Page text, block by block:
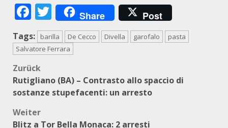
Facebook
Twitter
Share Post
Tags: barilla De Cecco Divella garofalo
pasta
Salvatore Ferrara
Beitragsnavigation
Zurück
Rutigliano (BA) – Contrasto allo spaccio di
sostanze stupefacenti: un arresto
Weiter
Blitz a Tor Bella Monaca: 2 arresti